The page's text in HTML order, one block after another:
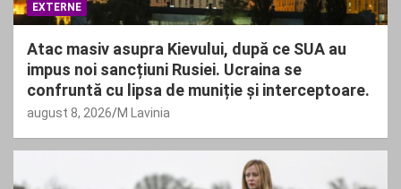
EXTERNE
Atac masiv asupra Kievului, după ce SUA au
impus noi sancțiuni Rusiei. Ucraina se
confruntă cu lipsa de muniție și interceptoare.
august 8, 2026 M Lavinia